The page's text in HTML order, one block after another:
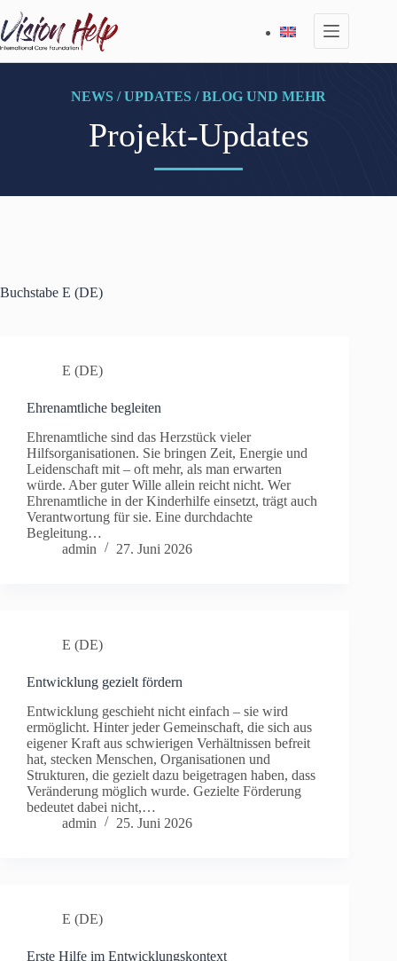
Inhalt
springen
NEWS / UPDATES / BLOG UND MEHR
Projekt-Updates
Buchstabe E (DE)
E (DE)
Ehrenamtliche begleiten
Ehrenamtliche sind das Herzstück vieler
Hilfsorganisationen. Sie bringen Zeit, Energie und
Leidenschaft mit – oft mehr, als man erwarten
würde. Aber guter Wille allein reicht nicht. Wer
Ehrenamtliche in der Kinderhilfe einsetzt, trägt auch
Verantwortung für sie. Eine durchdachte
Begleitung…
admin
27. Juni 2026
E (DE)
Entwicklung gezielt fördern
Entwicklung geschieht nicht einfach – sie wird
ermöglicht. Hinter jeder Gemeinschaft, die sich aus
eigener Kraft aus schwierigen Verhältnissen befreit
hat, stecken Menschen, Organisationen und
Strukturen, die gezielt dazu beigetragen haben, dass
Veränderung möglich wurde. Gezielte Förderung
bedeutet dabei nicht,…
admin
25. Juni 2026
E (DE)
Erste Hilfe im Entwicklungskontext